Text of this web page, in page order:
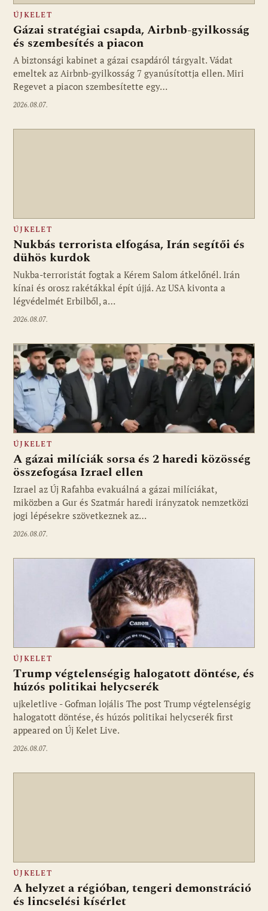
ÚJKELET
Gázai stratégiai csapda, Airbnb-gyilkosság
és szembesítés a piacon
A biztonsági kabinet a gázai csapdáról tárgyalt. Vádat
emeltek az Airbnb-gyilkosság 7 gyanúsítottja ellen. Miri
Regevet a piacon szembesítette egy…
2026.08.07.
ÚJKELET
Nukbás terrorista elfogása, Irán segítői és
dühös kurdok
Nukba-terroristát fogtak a Kérem Salom átkelőnél. Irán
kínai és orosz rakétákkal épít újjá. Az USA kivonta a
légvédelmét Erbilből, a…
2026.08.07.
ÚJKELET
A gázai milíciák sorsa és 2 haredi közösség
összefogása Izrael ellen
Izrael az Új Rafahba evakuálná a gázai milíciákat,
miközben a Gur és Szatmár haredi irányzatok nemzetközi
jogi lépésekre szövetkeznek az…
2026.08.07.
Fotó: ujkelet.live
ÚJKELET
Trump végtelenségig halogatott döntése, és
húzós politikai helycserék
ujkeletlive - Gofman lojális The post Trump végtelenségig
halogatott döntése, és húzós politikai helycserék first
appeared on Új Kelet Live.
2026.08.07.
ÚJKELET
A helyzet a régióban, tengeri demonstráció
és lincselési kísérlet